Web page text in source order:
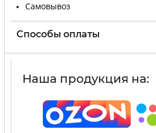
Самовывоз
Способы оплаты
Наша продукция на: